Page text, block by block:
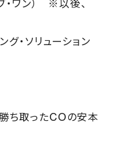
・ワン） ※以後、
・ソリューション
ち取ったCOの安本